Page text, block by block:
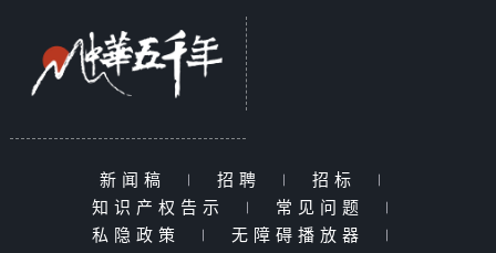
新闻稿 | 招聘 | 招标
|
知识产权告示
| 常见问题
|
私隐政策
| 无障碍播放器
|